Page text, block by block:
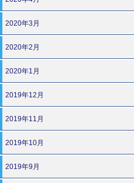
2020年3月
2020年2月
2020年1月
2019年12月
2019年11月
2019年10月
2019年9月